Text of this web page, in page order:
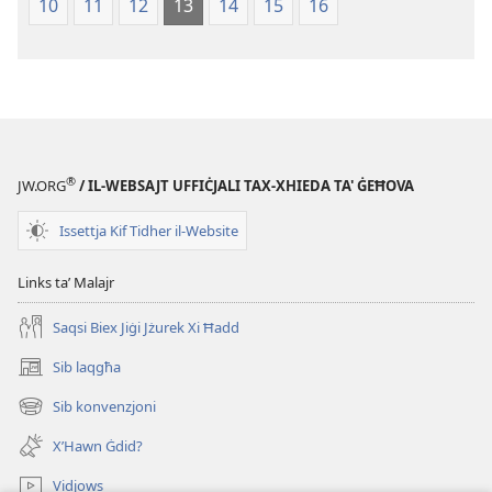
10
11 12 13 14 15 16
JW.ORG® / IL-WEBSAJT UFFIĊJALI TAX-XHIEDA TA' ĠEĦOVA
Issettja Kif Tidher il-Website
Links taʼ Malajr
Saqsi Biex Jiġi Jżurek Xi Ħadd
Sib laqgħa
(opens
new
window)
Sib konvenzjoni
(opens
new
window)
X’Hawn Ġdid?
Vidjows